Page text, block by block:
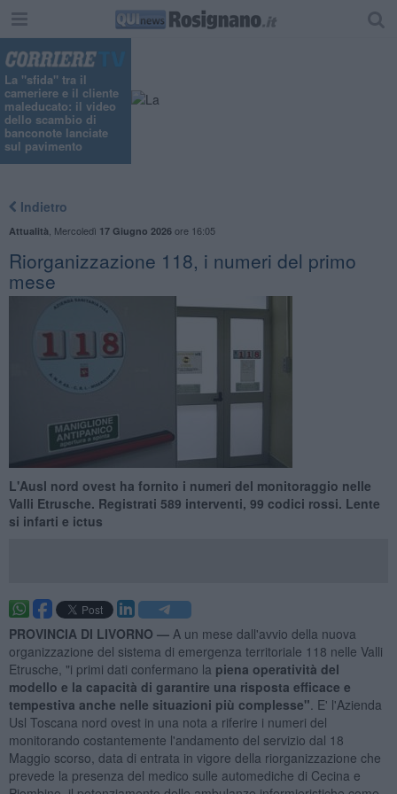
La "sfida" tra il
cameriere e il cliente
maleducato: il video
dello scambio di
banconote lanciate
sul pavimento
Indietro
Attualità Mercoledì 17 Giugno 2026ore 16:05
Riorganizzazione 118, i numeri del primo
mese
L'Ausl nord ovest ha fornito i numeri del monitoraggio nelle
Valli Etrusche. Registrati 589 interventi, 99 codici rossi. Lente
si infarti e ictus
PROVINCIA DI LIVORNO — A un mese dall'avvio della nuova
organizzazione del sistema di emergenza territoriale 118 nelle Valli
Etrusche, "i primi dati confermano la piena operatività del
modello e la capacità di garantire una risposta efficace e
tempestiva anche nelle situazioni più complesse" . E' l'Azienda
Usl Toscana nord ovest in una nota a riferire i numeri del
monitorando costantemente l'andamento del servizio dal 18
Maggio scorso, data di entrata in vigore della riorganizzazione che
prevede la presenza del medico sulle automediche di Cecina e